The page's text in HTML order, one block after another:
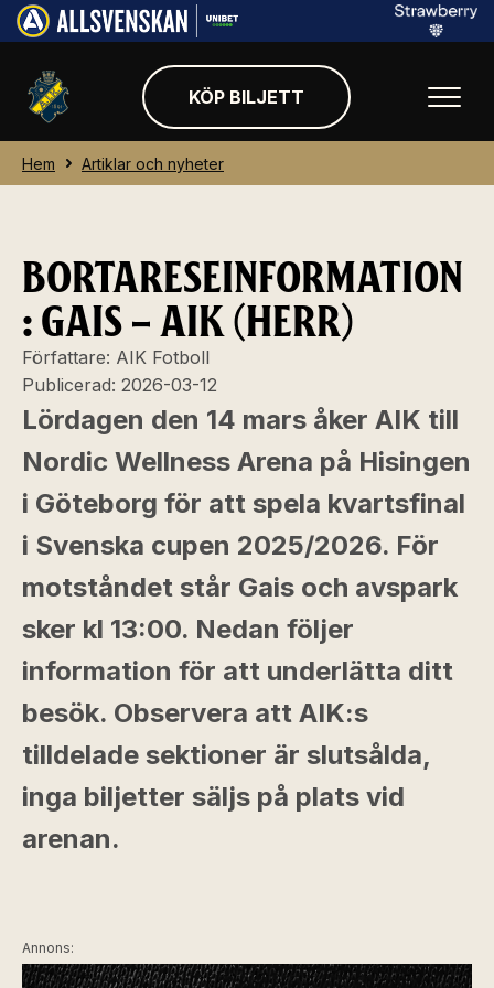
KÖP BILJETT
Hem Artiklar och nyheter
BORTARESEINFORMATION
: GAIS – AIK (HERR)
Författare: AIK Fotboll
Publicerad: 2026-03-12
Lördagen den 14 mars åker AIK till
Nordic Wellness Arena på Hisingen
i Göteborg för att spela kvartsfinal
i Svenska cupen 2025/2026. För
motståndet står Gais och avspark
sker kl 13:00. Nedan följer
information för att underlätta ditt
besök. Observera att AIK:s
tilldelade sektioner är slutsålda,
inga biljetter säljs på plats vid
arenan.
Annons: